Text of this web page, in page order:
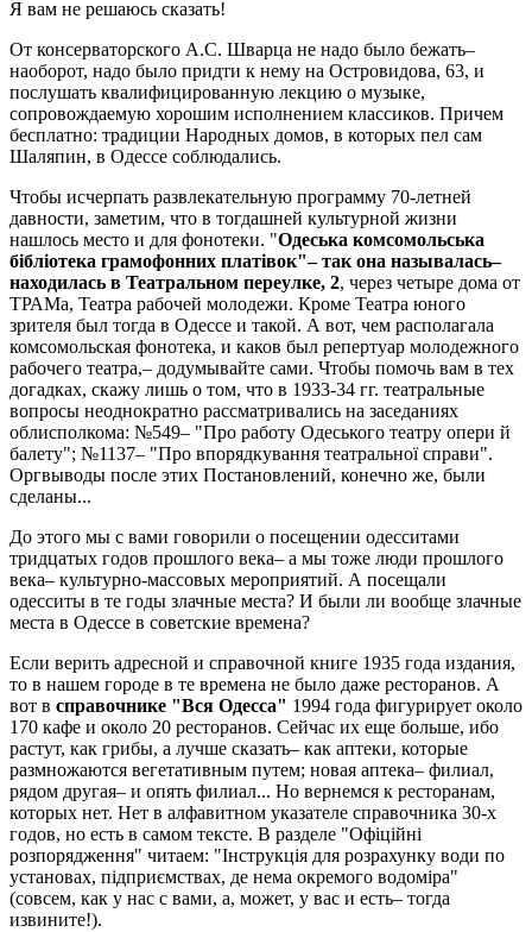
Я вам не решаюсь сказать!
От консерваторского А.С. Шварца не надо было бежать–
наоборот, надо было придти к нему на Островидова, 63, и
послушать квалифицированную лекцию о музыке,
сопровождаемую хорошим исполнением классиков. Причем
бесплатно: традиции Народных домов, в которых пел сам
Шаляпин, в Одессе соблюдались.
Чтобы исчерпать развлекательную программу 70-летней
давности, заметим, что в тогдашней культурной жизни
нашлось место и для фонотеки. "Одеська комсомольська
бiблiотека грамофонних платiвок"– так она называлась–
находилась в Театральном переулке, 2, через четыре дома от
ТРАМа, Театра рабочей молодежи. Кроме Театра юного
зрителя был тогда в Одессе и такой. А вот, чем располагала
комсомольская фонотека, и каков был репертуар молодежного
рабочего театра,– додумывайте сами. Чтобы помочь вам в тех
догадках, скажу лишь о том, что в 1933-34 гг. театральные
вопросы неоднократно рассматривались на заседаниях
облисполкома: №549– "Про работу Одеського театру опери й
балету"; №1137– "Про впорядкування театральноï справи".
Оргвыводы после этих Постановлений, конечно же, были
сделаны...
До этого мы с вами говорили о посещении одесситами
тридцатых годов прошлого века– а мы тоже люди прошлого
века– культурно-массовых мероприятий. А посещали
одесситы в те годы злачные места? И были ли вообще злачные
места в Одессе в советские времена?
Если верить адресной и справочной книге 1935 года издания,
то в нашем городе в те времена не было даже ресторанов. А
вот в справочнике "Вся Одесса" 1994 года фигурирует около
170 кафе и около 20 ресторанов. Сейчас их еще больше, ибо
растут, как грибы, а лучше сказать– как аптеки, которые
размножаются вегетативным путем; новая аптека– филиал,
рядом другая– и опять филиал... Но вернемся к ресторанам,
которых нет. Нет в алфавитном указателе справочника 30-х
годов, но есть в самом тексте. В разделе "Офiцiйнi
розпорядження" читаем: "Iнструкцiя для розрахунку води по
установах, пiдприємствах, де нема окремого водомiра"
(совсем, как у нас с вами, а, может, у вас и есть– тогда
извините!).